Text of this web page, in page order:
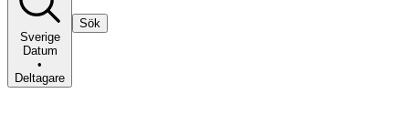
Sverige
Datum
•
Deltagare
Sök